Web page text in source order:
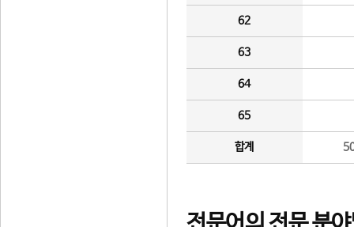
62
63
64
65
합계